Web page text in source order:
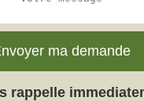
rappelle